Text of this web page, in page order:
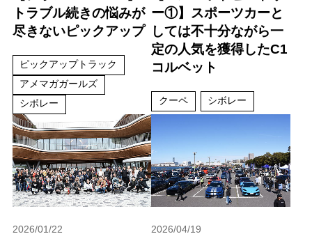
トラブル続きの悩みが
尽きないピックアップ
ピックアップトラック
アメマガガールズ
シボレー
ー①】スポーツカーと
しては不十分ながら一
定の人気を獲得したC1
コルベット
クーペ シボレー
2026/01/22 2026/04/19